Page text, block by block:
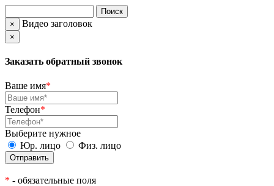
× Видео заголовок
×
Заказать обратный звонок
Ваше имя*
Телефон*
Выберите нужное
Юр. лицо
Физ. лицо
* - обязательные поля